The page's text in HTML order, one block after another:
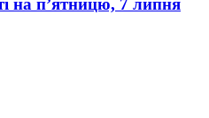
на п’ятницю, 7 липня